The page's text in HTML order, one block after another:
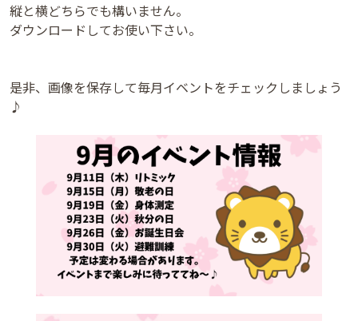
縦と横どちらでも構いません。
ダウンロードしてお使い下さい。
是非、画像を保存して毎月イベントをチェックしましょう
♪